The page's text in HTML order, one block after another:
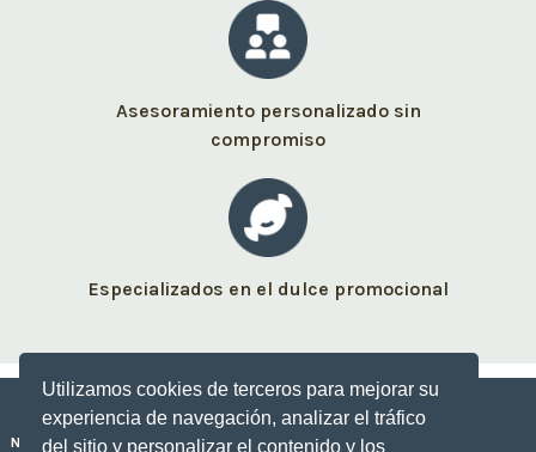
Utilizamos cookies de terceros para mejorar su
experiencia de navegación, analizar el tráfico
del sitio y personalizar el contenido y los
Asesoramiento personalizado sin
compromiso
Especializados en el dulce promocional
Nuestros dulces personalizados